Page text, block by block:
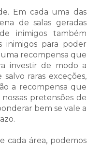
Em cada uma das
de salas geradas
inimigos também
para poder
recompensa que
investir de modo a
raras exceções,
a recompensa que
pretensões de
bem se vale a
cada área, podemos